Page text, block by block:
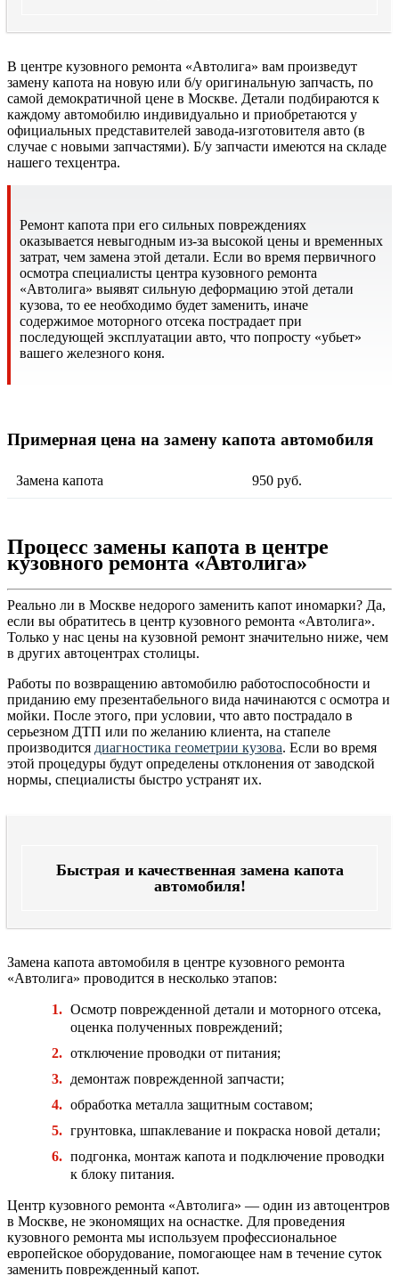
В центре кузовного ремонта «Автолига» вам произведут
замену капота на новую или б/у оригинальную запчасть, по
самой демократичной цене в Москве. Детали подбираются к
каждому автомобилю индивидуально и приобретаются у
официальных представителей завода-изготовителя авто (в
случае с новыми запчастями). Б/у запчасти имеются на складе
нашего техцентра.
Ремонт капота при его сильных повреждениях
оказывается невыгодным из-за высокой цены и временных
затрат, чем замена этой детали. Если во время первичного
осмотра специалисты центра кузовного ремонта
«Автолига» выявят сильную деформацию этой детали
кузова, то ее необходимо будет заменить, иначе
содержимое моторного отсека пострадает при
последующей эксплуатации авто, что попросту «убьет»
вашего железного коня.
Примерная цена на замену капота автомобиля
Замена капота 950 руб.
Процесс замены капота в центре
кузовного ремонта «Автолига»
Реально ли в Москве недорого заменить капот иномарки? Да,
если вы обратитесь в центр кузовного ремонта «Автолига».
Только у нас цены на кузовной ремонт значительно ниже, чем
в других автоцентрах столицы.
Работы по возвращению автомобилю работоспособности и
приданию ему презентабельного вида начинаются с осмотра и
мойки. После этого, при условии, что авто пострадало в
серьезном ДТП или по желанию клиента, на стапеле
производится диагностика геометрии кузова. Если во время
этой процедуры будут определены отклонения от заводской
нормы, специалисты быстро устранят их.
Быстрая и качественная замена капота
автомобиля!
Замена капота автомобиля в центре кузовного ремонта
«Автолига» проводится в несколько этапов:
Осмотр поврежденной детали и моторного отсека,
оценка полученных повреждений;
отключение проводки от питания;
демонтаж поврежденной запчасти;
обработка металла защитным составом;
грунтовка, шпаклевание и покраска новой детали;
подгонка, монтаж капота и подключение проводки
к блоку питания.
Центр кузовного ремонта «Автолига» — один из автоцентров
в Москве, не экономящих на оснастке. Для проведения
кузовного ремонта мы используем профессиональное
европейское оборудование, помогающее нам в течение суток
заменить поврежденный капот.